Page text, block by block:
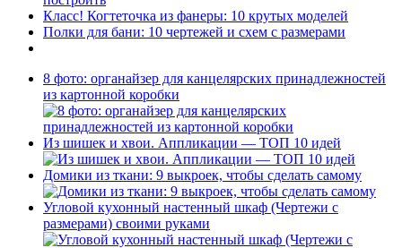
Класс! Когтеточка из фанеры: 10 крутых моделей
Полки для бани: 10 чертежей и схем с размерами
8 фото: органайзер для канцелярских принадлежностей
из картонной коробки
Из шишек и хвои. Аппликации — ТОП 10 идей
Домики из ткани: 9 выкроек, чтобы сделать самому
Угловой кухонный настенный шкаф (Чертежи с
размерами) своими руками